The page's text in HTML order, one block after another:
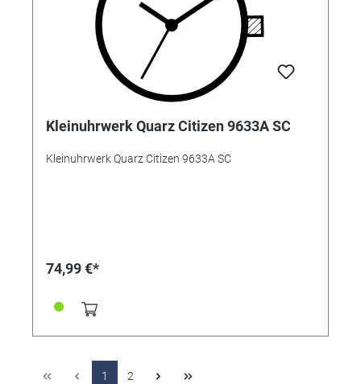
Kleinuhrwerk Quarz Citizen 9633A SC
Kleinuhrwerk Quarz Citizen 9633A SC
74,99 €*
1 2